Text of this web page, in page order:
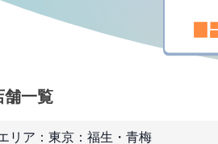
舗一覧
リア： 東京 ： 福生・青梅